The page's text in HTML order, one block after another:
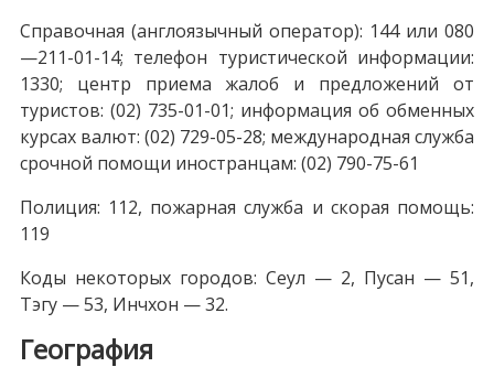
Справочная (англоязычный оператор): 144 или 080
—211-01-14; телефон туристической информации:
1330; центр приема жалоб и предложений от
туристов: (02) 735-01-01; информация об обменных
курсах валют: (02) 729-05-28; международная служба
срочной помощи иностранцам: (02) 790-75-61
Полиция: 112, пожарная служба и скорая помощь:
119
Коды некоторых городов: Сеул — 2, Пусан — 51,
Тэгу — 53, Инчхон — 32.
География